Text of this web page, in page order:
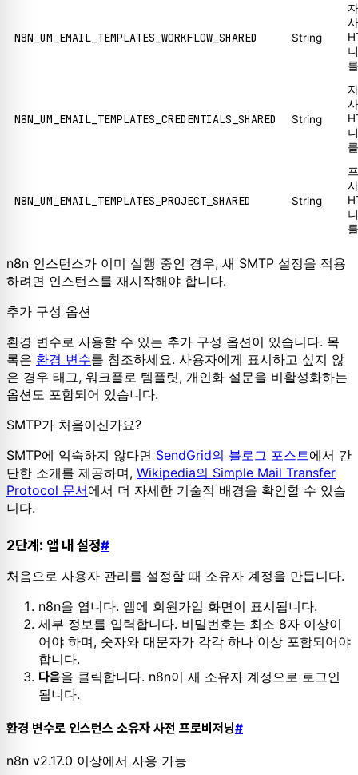
N8N_UM_EMAIL_TEMPLATES_WORKFLOW_SHARED String
N8N_UM_EMAIL_TEMPLATES_CREDENTIALS_SHARED String
N8N_UM_EMAIL_TEMPLATES_PROJECT_SHARED String
n8n 인스턴스가 이미 실행 중인 경우, 새 SMTP 설정을 적용
하려면 인스턴스를 재시작해야 합니다.
추가 구성 옵션
환경 변수로 사용할 수 있는 추가 구성 옵션이 있습니다. 목
록은 환경 변수를 참조하세요. 사용자에게 표시하고 싶지 않
은 경우 태그, 워크플로 템플릿, 개인화 설문을 비활성화하는
옵션도 포함되어 있습니다.
SMTP가 처음이신가요?
SMTP에 익숙하지 않다면 SendGrid의 블로그 포스트에서 간
단한 소개를 제공하며, Wikipedia의 Simple Mail Transfer
Protocol 문서에서 더 자세한 기술적 배경을 확인할 수 있습
니다.
2단계: 앱 내 설정#
처음으로 사용자 관리를 설정할 때 소유자 계정을 만듭니다.
n8n을 엽니다. 앱에 회원가입 화면이 표시됩니다.
세부 정보를 입력합니다. 비밀번호는 최소 8자 이상이
어야 하며, 숫자와 대문자가 각각 하나 이상 포함되어야
합니다.
다음을 클릭합니다. n8n이 새 소유자 계정으로 로그인
됩니다.
환경 변수로 인스턴스 소유자 사전 프로비저닝#
n8n v2.17.0 이상에서 사용 가능